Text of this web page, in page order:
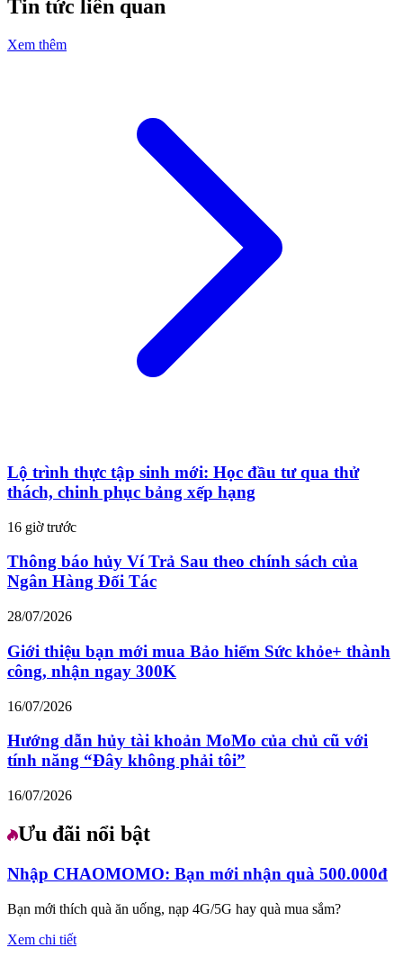
Tin tức liên quan
Xem thêm
Lộ trình thực tập sinh mới: Học đầu tư qua thử
thách, chinh phục bảng xếp hạng
16 giờ trước
Thông báo hủy Ví Trả Sau theo chính sách của
Ngân Hàng Đối Tác
28/07/2026
Giới thiệu bạn mới mua Bảo hiểm Sức khỏe+ thành
công, nhận ngay 300K
16/07/2026
Hướng dẫn hủy tài khoản MoMo của chủ cũ với
tính năng “Đây không phải tôi”
16/07/2026
Ưu đãi nổi bật
Nhập CHAOMOMO: Bạn mới nhận quà 500.000đ
Bạn mới thích quà ăn uống, nạp 4G/5G hay quà mua sắm?
Xem chi tiết